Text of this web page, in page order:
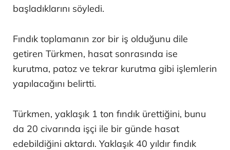
başladıklarını söyledi.
Fındık toplamanın zor bir iş olduğunu dile
getiren Türkmen, hasat sonrasında ise
kurutma, patoz ve tekrar kurutma gibi işlemlerin
yapılacağını belirtti.
Türkmen, yaklaşık 1 ton fındık ürettiğini, bunu
da 20 civarında işçi ile bir günde hasat
edebildiğini aktardı. Yaklaşık 40 yıldır fındık